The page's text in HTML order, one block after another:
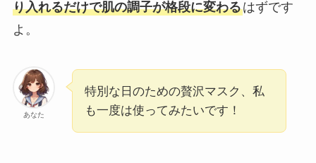
り入れるだけで肌の調子が格段に変わるはずです
よ。
あなた
特別な日のための贅沢マスク、私
も一度は使ってみたいです！